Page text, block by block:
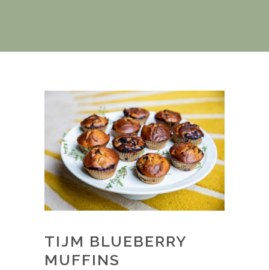
TIJM BLUEBERRY
MUFFINS